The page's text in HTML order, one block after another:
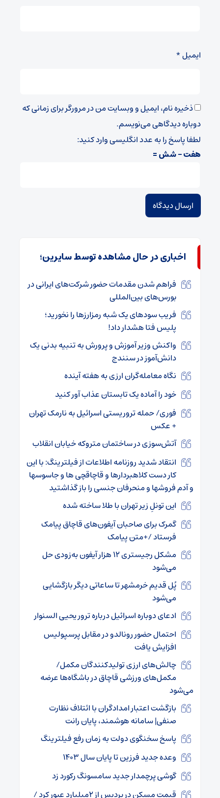
ایمیل*
ذخیره نام، ایمیل و وبسایت من در مرورگر برای زمانی که
دوباره دیدگاهی می‌نویسم.
لطفا پاسخ را به عدد انگلیسی وارد کنید:
هفت − شش =
اخباری در حال مشاهده توسط سایرین؛
فراهم شدن مقدمات حضور شرکت‌های ایرانی در
بورس‌های بین‌المللی
فریب سودهای یک شبه رمزارزها را نخورید؛
پلیس فتا هشدار داد!
واکنش وزیر آموزش و پرورش به تنبیه بدنی یک
دانش‌آموز در سنندج
نگاه معامله‌گران ارزی به هفته آینده
خود را آماده یک تابستان عذاب آور کنید
فوری/ حمله تروریستی اسرائیل به نارمک تهران
+ عکس
آتش‌سوزی در ساختمان متروکه خیابان انقلاب
انتقاد شدید روزنامه اطلاعات از فیلترینگ: با این
کار دست کلاهبردارها و قاچاقچی ها و جاسوسها
و آدم فروشها و منحرفان جنسی را باز گذاشتید
این تونلِ زیر تهران با طلا ساخته شده
گمرک برای صاحبان آیفون‌های قاچاق پیامک
فرستاد /+متن پیامک
مشکل رجیستری ۱۲ هزار آیفون به‌زودی حل
می‌شود
پُل قدیم خرمشهر تا ساعاتی دیگر بازگشایی
می‌شود
ادعای دوباره اسرائیل درباره ترور یحیی السنوار
احتمال حضور رونالدو در مقابل پرسپولیس
افزایش یافت
چالش‌های ارزی تولیدکنندگان مکمل/
مکمل‌های ورزشی قاچاق در باشگاه‌ها عرضه
می‌شود
بازگشت اعتبار امدادگران با ائتلاف نظارت
صنفی| سامانه هوشمند، پایان رانت
پاسخ سخنگوی دولت به زمان رفع فیلترینگ
وعده جدید فرزین تا پایان سال ۱۴۰۳
گوشی پرچمدار جدید سامسونگ رکورد زد
قیمت مسکن در پردیس از ۲میلیارد عبور کرد /